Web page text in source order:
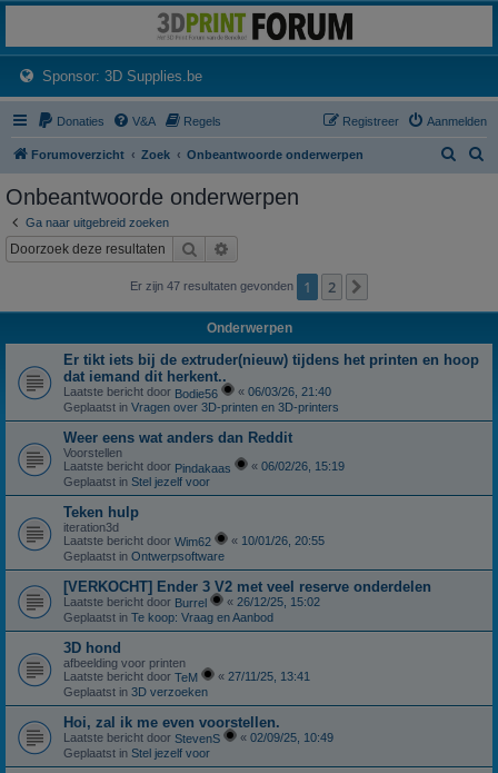
Het 3D print forum van de Benelux na de sluiting van 3dprintforum.nl
Sponsor: 3D Supplies.be(Opens a new tab)
Donaties V&A Regels Aanmelden
Registreer
Forumoverzicht Zoek Onbeantwoorde onderwerpen
Onbeantwoorde onderwerpen
Ga naar uitgebreid zoeken
Zoek
Er zijn 47 resultaten gevonden 1 2
Onderwerpen
Er tikt iets bij de extruder(nieuw) tijdens het printen en hoop
dat iemand dit herkent..
Laatste bericht door Bodie56 « 06/03/26, 21:40
Geplaatst in Vragen over 3D-printen en 3D-printers
Weer eens wat anders dan Reddit
Voorstellen
Laatste bericht door Pindakaas « 06/02/26, 15:19
Geplaatst in Stel jezelf voor
Teken hulp
iteration3d
Laatste bericht door Wim62 « 10/01/26, 20:55
Geplaatst in Ontwerpsoftware
[VERKOCHT] Ender 3 V2 met veel reserve onderdelen
Laatste bericht door Burrel « 26/12/25, 15:02
Geplaatst in Te koop: Vraag en Aanbod
3D hond
afbeelding voor printen
Laatste bericht door TeM « 27/11/25, 13:41
Geplaatst in 3D verzoeken
Hoi, zal ik me even voorstellen.
Laatste bericht door StevenS « 02/09/25, 10:49
Geplaatst in Stel jezelf voor